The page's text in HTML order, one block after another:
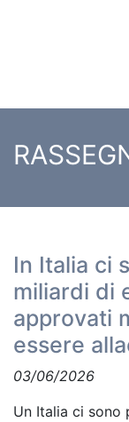
In Italia ci
miliardi di
approvati
essere
03/06/2026
Un Italia ci sono